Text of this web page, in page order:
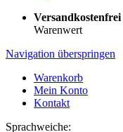
Versandkostenfrei
Warenwert
Navigation überspringen
Warenkorb
Mein Konto
Kontakt
Sprachweiche: